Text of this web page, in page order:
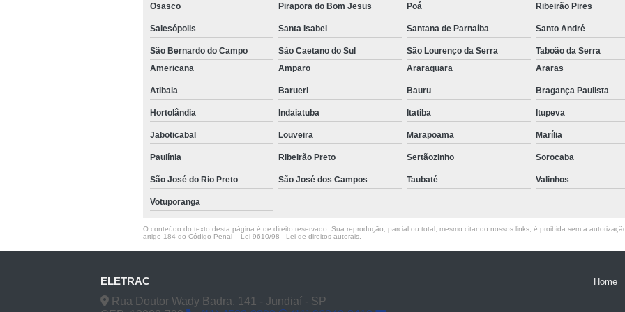
Empilhadeira Elétrica Lateral
Empilhadeira
Empilhadeira
Empilhadeira Elétrica Tracionária
Empilhadeira Retrátil Elétrica Barueri
Empilhadeira Elétrica Paletrans
Empilhadeira Paletrans
Empilhadeira Paletrans
Empilhadeira Paletrans
Osasco Pirapora do Bom Jesus Poá Ribeirão Pires
Salesópolis Santa Isabel Santana de Parnaíba Santo André
São Bernardo do Campo São Caetano do Sul São Lourenço da Serra Taboão da Serra
Americana
Amparo Araraquara Araras
Atibaia Barueri Bauru Bragança Paulista
Hortolândia Indaiatuba Itatiba Itupeva
Jaboticabal Louveira Marapoama Marília
Paulínia Ribeirão Preto Sertãozinho Sorocaba
São José do Rio Preto São José dos Campos Taubaté Valinhos
Votuporanga
O conteúdo do texto desta página é de direito reservado. Sua reprodução, parcial ou total, mesmo citando nossos links, é proibida sem a
artigo 184 do Código Penal – Lei 9610/98 - Lei de direitos autorais.
ELETRAC
Rua Doutor Wady Badra, 141 - Jundiaí - SP
Home